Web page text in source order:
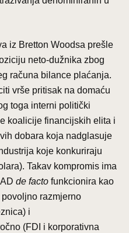
iz Bretton Woodsa prešle
neto-dužnika zbog
računa bilance plaćanja.
vrše pritisak na domaću
toga interni politički
koalicije financijskih elita i
dobara koja nadglasuje
koje konkuriraju
Takav kompromis ima
de facto funkcionira kao
razmjerno
i
(FDI i korporativna